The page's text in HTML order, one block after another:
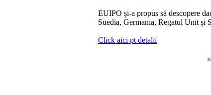
EUIPO și-a propus să descopere
Suedia, Germania, Regatul Unit și
Click aici pt detalii